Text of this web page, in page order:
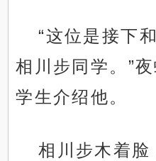
“这位是接下
相川步同学。”
学生介绍他。
相川步木着脸